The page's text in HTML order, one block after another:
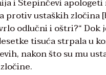
protiv ustaških zločina
odlučni i oštri?“ Dok
tisuća strpala u
nakon što su mu